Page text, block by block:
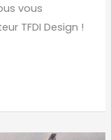
vous
TFDI Design !